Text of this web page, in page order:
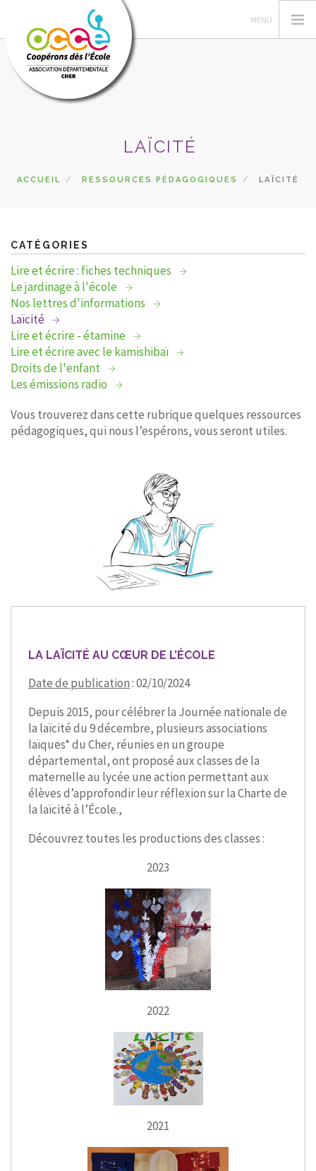
ACTIONS PÉDAGOGIQUES
PRETS
RECHERCHER
CONTACT
LAÏCITÉ
ACCUEIL RESSOURCES PÉDAGOGIQUES LAÏCITÉ
CATÉGORIES
Lire et écrire : fiches techniques
Le jardinage à l'école
Nos lettres d'informations
Laïcité
Lire et écrire - étamine
Lire et écrire avec le kamishibaï
Droits de l'enfant
Les émissions radio
Vous trouverez dans cette rubrique quelques ressources
pédagogiques, qui nous l’espérons, vous seront utiles.
LA LAÏCITÉ AU CŒUR DE L’ÉCOLE
Date de publication: 02/10/2024
Depuis 2015, pour célébrer la Journée nationale de
la laïcité du 9 décembre, plusieurs associations
laïques* du Cher, réunies en un groupe
départemental, ont proposé aux classes de la
maternelle au lycée une action permettant aux
élèves d’approfondir leur réflexion sur la Charte de
la laïcité à l’École.,
Découvrez toutes les productions des classes :
2023
2022
2021